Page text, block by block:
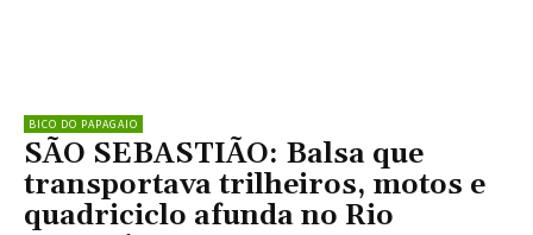
BICO DO PAPAGAIO
SÃO SEBASTIÃO: Balsa que
transportava trilheiros, motos e
quadriciclo afunda no Rio